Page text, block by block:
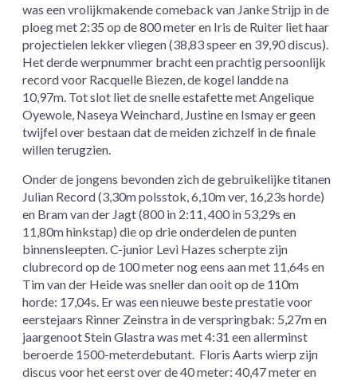
was een vrolijkmakende comeback van Janke Strijp in de
ploeg met 2:35 op de 800 meter en Iris de Ruiter liet haar
projectielen lekker vliegen (38,83 speer en 39,90 discus).
Het derde werpnummer bracht een prachtig persoonlijk
record voor Racquelle Biezen, de kogel landde na
10,97m. Tot slot liet de snelle estafette met Angelique
Oyewole, Naseya Weinchard, Justine en Ismay er geen
twijfel over bestaan dat de meiden zichzelf in de finale
willen terugzien.
Onder de jongens bevonden zich de gebruikelijke titanen
Julian Record (3,30m polsstok, 6,10m ver, 16,23s horde)
en Bram van der Jagt (800 in 2:11, 400 in 53,29s en
11,80m hinkstap) die op drie onderdelen de punten
binnensleepten. C-junior Levi Hazes scherpte zijn
clubrecord op de 100 meter nog eens aan met 11,64s en
Tim van der Heide was sneller dan ooit op de 110m
horde: 17,04s. Er waseen nieuwe beste prestatie voor
eerstejaars Rinner Zeinstra in de verspringbak: 5,27m en
jaargenoot Stein Glastra was met 4:31 een allerminst
beroerde 1500-meterdebutant. Floris Aarts wierp zijn
discus voor het eerst over de 40 meter: 40,47 meter en